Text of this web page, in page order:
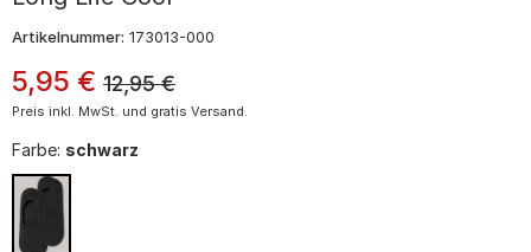
Artikelnummer: 173013-000
5,95 € 12,95€
Preis inkl. MwSt. und gratis Versand.
Farbe: schwarz